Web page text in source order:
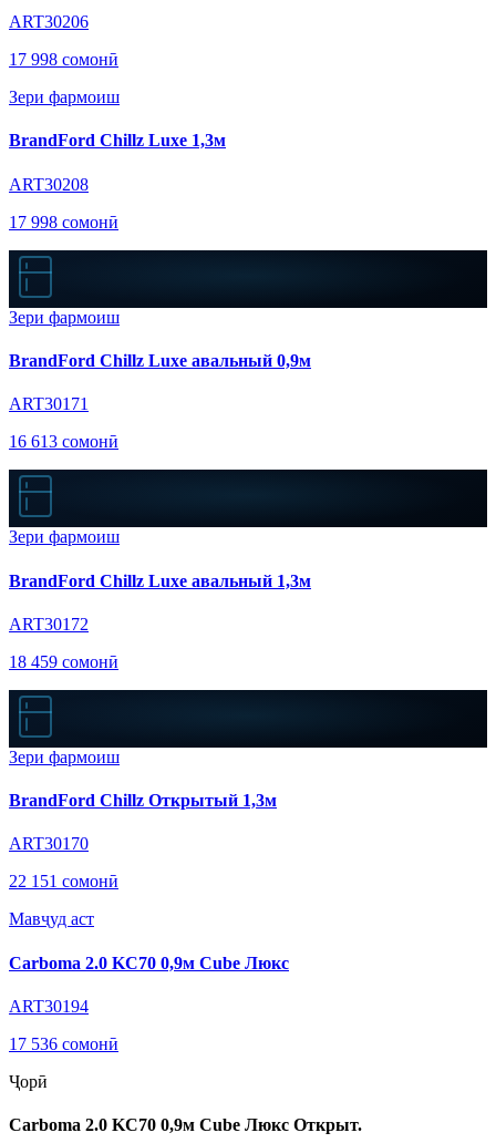
ART30206
17 998 сомонӣ
Зери фармоиш
BrandFord Chillz Luxe 1,3м
ART30208
17 998 сомонӣ
Зери фармоиш
BrandFord Chillz Luxe авальный 0,9м
ART30171
16 613 сомонӣ
Зери фармоиш
BrandFord Chillz Luxe авальный 1,3м
ART30172
18 459 сомонӣ
Зери фармоиш
BrandFord Chillz Открытый 1,3м
ART30170
22 151 сомонӣ
Мавҷуд аст
Carboma 2.0 KC70 0,9м Cube Люкс
ART30194
17 536 сомонӣ
Ҷорӣ
Carboma 2.0 KC70 0,9м Cube Люкс Открыт.